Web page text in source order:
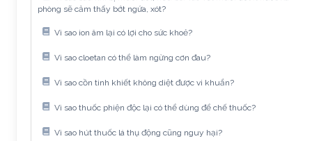
phòng sẽ cảm thấy bớt ngứa, xót?
Vì sao ion âm lại có lợi cho sức khoẻ?
Vì sao cloetan có thể làm ngừng cơn đau?
Vì sao cồn tinh khiết không diệt được vi khuẩn?
Vì sao thuốc phiện độc lại có thể dùng để chế thuốc?
Vì sao hút thuốc lá thụ động cũng nguy hại?